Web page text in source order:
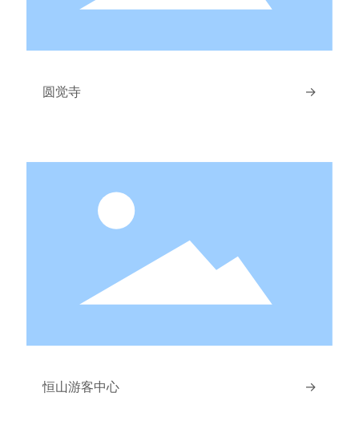
圆觉寺 →
恒山游客中心 →